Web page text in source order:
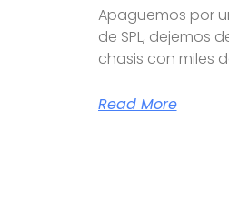
Apaguemos por
de SPL, dejemos
chasis con miles
Read More